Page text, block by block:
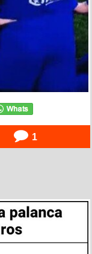
1